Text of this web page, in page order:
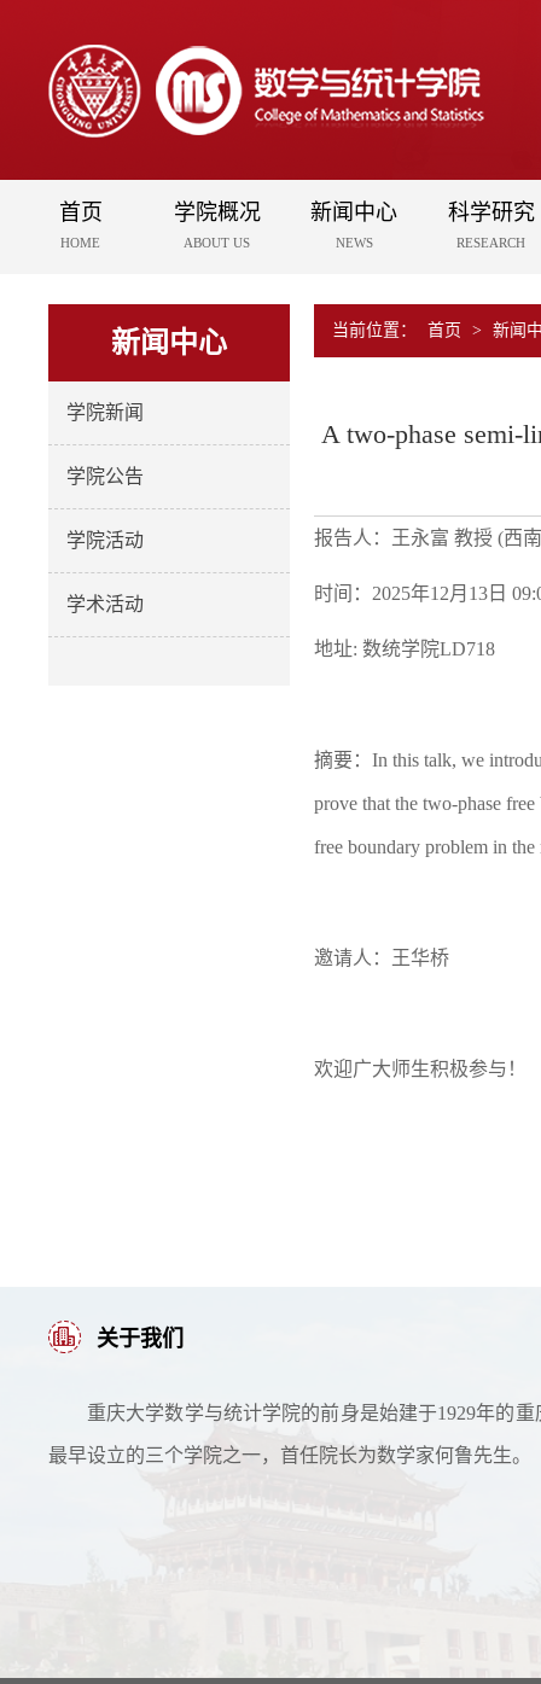
首页
HOME
学院概况
ABOUT US
新闻中心
NEWS
科学研究
RESEARCH
新闻中心
学院新闻
学院公告
学院活动
学术活动
当前位置： 首页 > 新闻
A two-phase semi-
报告人：王永富 教授 (西
时间：2025年12月13日
地址: 数统学院LD718
摘要： In this talk, we
prove that the two-phase
free boundary problem in
邀请人：王华桥
欢迎广大师生积极参与！
关于我们
重庆大学数学与统计学院的前身是始建于1929年的
最早设立的三个学院之一，首任院长为数学家何鲁先生。